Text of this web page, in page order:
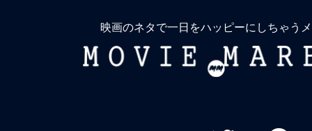
映画のネタで一日をハッピーにしちゃう
MOVIE